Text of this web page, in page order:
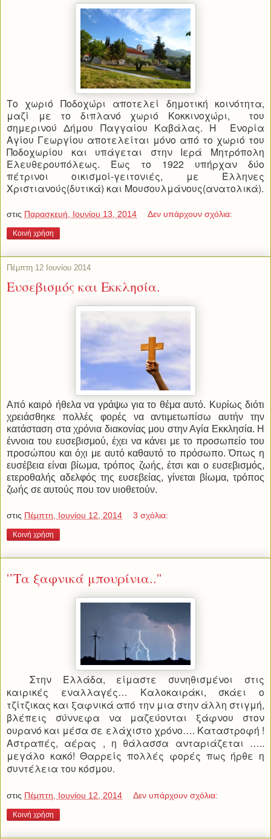
Το χωριό Ποδοχώρι αποτελεί δημοτική κοινότητα,
μαζί με το διπλανό χωριό Κοκκινοχώρι, του
σημερινού Δήμου Παγγαίου Καβάλας. Η Ενορία
Αγίου Γεωργίου αποτελείται μόνο από το χωριό του
Ποδοχωρίου και υπάγεται στην Ιερά Μητρόπολη
Ελευθερουπόλεως. Έως το 1922 υπήρχαν δύο
πέτρινοι οικισμοί-γειτονιές, με Έλληνες
Χριστιανούς(δυτικά) και Μουσουλμάνους(ανατολικά).
στις Παρασκευή, Ιουνίου 13, 2014 Δεν υπάρχουν σχόλια:
Κοινή χρήση
Πέμπτη 12 Ιουνίου 2014
Ευσεβισμός και Εκκλησία.
Από καιρό ήθελα να γράψω για το θέμα αυτό. Κυρίως διότι
χρειάσθηκε πολλές φορές να αντιμετωπίσω αυτήν την
κατάσταση στα χρόνια διακονίας μου στην Αγία Εκκλησία. Η
έννοια του ευσεβισμού, έχει να κάνει με το προσωπείο του
προσώπου και όχι με αυτό καθαυτό το πρόσωπο. Όπως η
ευσέβεια είναι βίωμα, τρόπος ζωής, έτσι και ο ευσεβισμός,
ετεροθαλής αδελφός της ευσεβείας, γίνεται βίωμα, τρόπος
ζωής σε αυτούς που τον υιοθετούν.
στις Πέμπτη, Ιουνίου 12, 2014 3 σχόλια:
Κοινή χρήση
'’Τα ξαφνικά μπουρίνια..''
Στην Ελλάδα, είμαστε συνηθισμένοι στις
καιρικές εναλλαγές… Καλοκαιράκι, σκάει ο
τζίτζικας και ξαφνικά από την μια στην άλλη στιγμή,
βλέπεις σύννεφα να μαζεύονται ξάφνου στον
ουρανό και μέσα σε ελάχιστο χρόνο…. Καταστροφή !
Αστραπές, αέρας , η θάλασσα ανταριάζεται …..
μεγάλο κακό! Θαρρείς πολλές φορές πως ήρθε η
συντέλεια του κόσμου.
στις Πέμπτη, Ιουνίου 12, 2014 Δεν υπάρχουν σχόλια:
Κοινή χρήση